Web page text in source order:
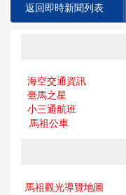
返回即時新聞列表
海空交通資訊
臺馬之星
小三通航班
馬祖公車
馬祖觀光導覽地圖